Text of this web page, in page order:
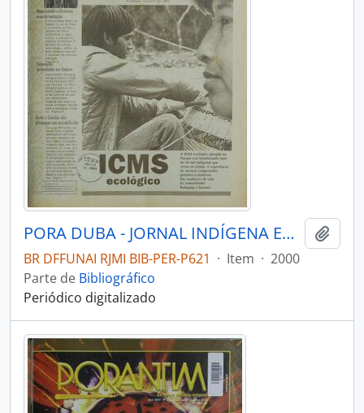
PORA DUBA - JORNAL INDÍGENA EDITADO PELA FUNAI - 2000 - Nº02
BR DFFUNAI RJMI BIB-PER-P621 · Item · 2000
Parte de Bibliográfico
Periódico digitalizado